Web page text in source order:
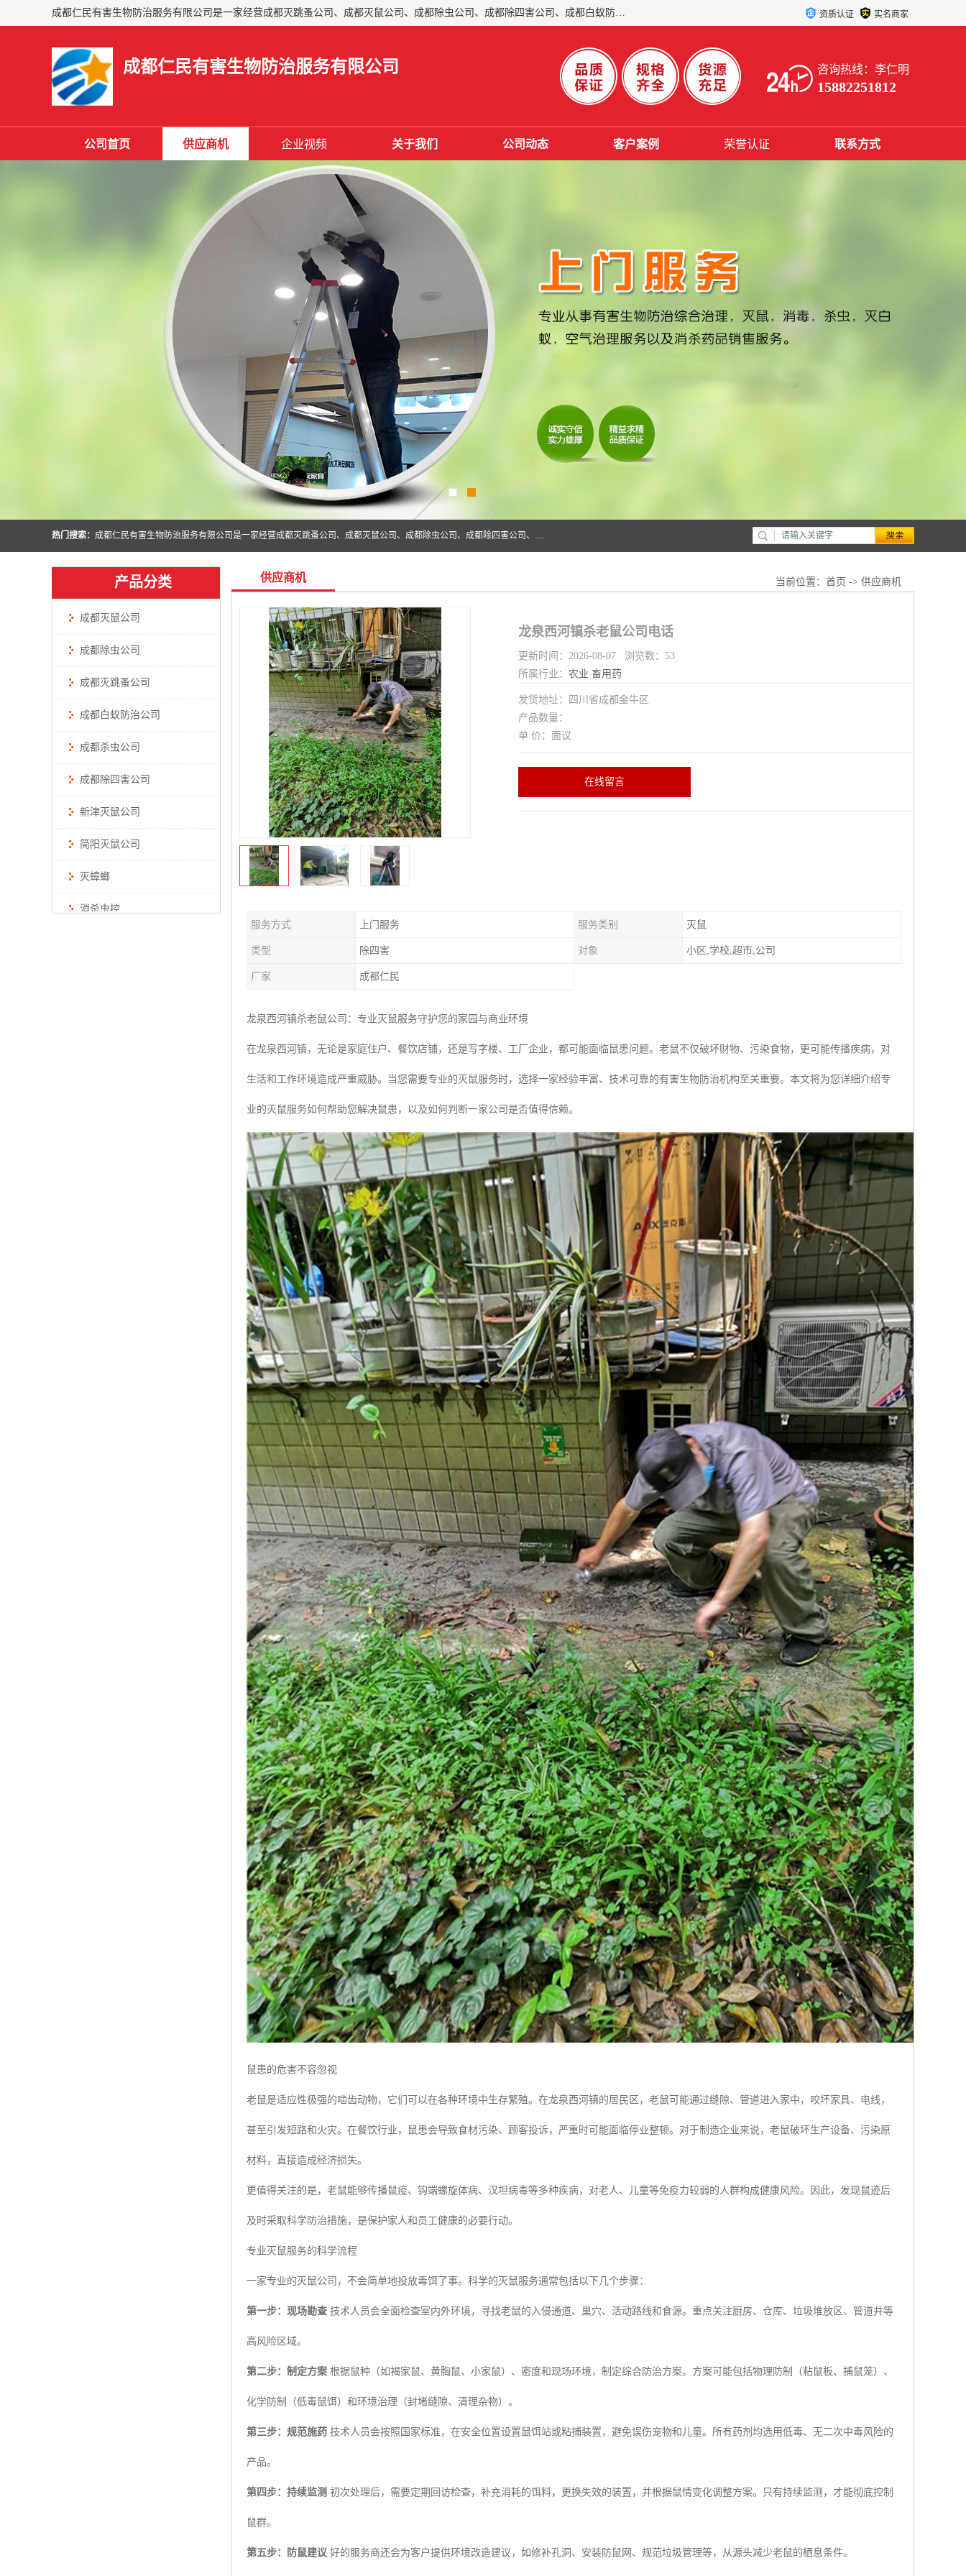
成都仁民有害生物防治服务有限公司是一家经营成都灭跳蚤公司、成都灭鼠公司、成都除虫公司、成都除四害公司、成都白蚁防治公司、成都杀虫公司等。业务覆盖：青白江、郫县、简阳、金堂、乐山、眉山、绵阳、彭州等区域。 由于我们的专业技术和服务态度得到了肯定、 目前公司已经与省内外的多个金 融企业、高端写字楼、星级酒 店、宾馆餐饮企业、学校、制造生产企业、物业小区建立了长期友好的合作关系。 资质认证 实名商家
成都仁民有害生物防治服务有限公司 咨询热线：李仁明
15882251812
公司首页 供应商机 企业视频 关于我们 公司动态 客户案例 荣誉认证 联系方式
热门搜索： 成都仁民有害生物防治服务有限公司是一家经营成都灭跳蚤公司、成都灭鼠公司、成都除虫公司、成都除四害公司、成都白蚁防治公司、成都杀虫公司等。业务覆盖：青白江、郫县、简阳、金堂、乐山、眉山、绵阳、彭州等区域。 由于我们的专业技术和服务态度得到了肯定、 目前公司已经与省内外的多个金 融企业、高端写字楼、星级酒 店、宾馆餐饮企业、学校、制造生产企业、物业小区建立了长期友好的合作关系。
产品分类
成都灭鼠公司
成都除虫公司
成都灭跳蚤公司
成都白蚁防治公司
成都杀虫公司
成都除四害公司
新津灭鼠公司
简阳灭鼠公司
灭蟑螂
消杀虫控
供应商机 当前位置： 首页 -> 供应商机
龙泉西河镇杀老鼠公司电话
更新时间：2026-08-07 浏览数：53
所属行业： 农业 畜用药
发货地址：四川省成都金牛区
产品数量：
单 价：面议
在线留言
服务方式 上门服务 服务类别 灭鼠
类型 除四害 对象 小区,学校,超市,公司
厂家 成都仁民
龙泉西河镇杀老鼠公司：专业灭鼠服务守护您的家园与商业环境
在龙泉西河镇，无论是家庭住户、餐饮店铺，还是写字楼、工厂企业，都可能面临鼠患问题。老鼠不仅破坏财物、污染食物，更可能传播疾病，对
生活和工作环境造成严重威胁。当您需要专业的灭鼠服务时，选择一家经验丰富、技术可靠的有害生物防治机构至关重要。本文将为您详细介绍专
业的灭鼠服务如何帮助您解决鼠患，以及如何判断一家公司是否值得信赖。
鼠患的危害不容忽视
老鼠是适应性极强的啮齿动物，它们可以在各种环境中生存繁殖。在龙泉西河镇的居民区，老鼠可能通过缝隙、管道进入家中，咬坏家具、电线，
甚至引发短路和火灾。在餐饮行业，鼠患会导致食材污染、顾客投诉，严重时可能面临停业整顿。对于制造企业来说，老鼠破坏生产设备、污染原
材料，直接造成经济损失。
更值得关注的是，老鼠能够传播鼠疫、钩端螺旋体病、汉坦病毒等多种疾病，对老人、儿童等免疫力较弱的人群构成健康风险。因此，发现鼠迹后
及时采取科学防治措施，是保护家人和员工健康的必要行动。
专业灭鼠服务的科学流程
一家专业的灭鼠公司，不会简单地投放毒饵了事。科学的灭鼠服务通常包括以下几个步骤：
第一步：现场勘查 技术人员会全面检查室内外环境，寻找老鼠的入侵通道、巢穴、活动路线和食源。重点关注厨房、仓库、垃圾堆放区、管道井等
高风险区域。
第二步：制定方案 根据鼠种（如褐家鼠、黄胸鼠、小家鼠）、密度和现场环境，制定综合防治方案。方案可能包括物理防制（粘鼠板、捕鼠笼）、
化学防制（低毒鼠饵）和环境治理（封堵缝隙、清理杂物）。
第三步：规范施药 技术人员会按照国家标准，在安全位置设置鼠饵站或粘捕装置，避免误伤宠物和儿童。所有药剂均选用低毒、无二次中毒风险的
产品。
第四步：持续监测 初次处理后，需要定期回访检查，补充消耗的饵料，更换失效的装置，并根据鼠情变化调整方案。只有持续监测，才能彻底控制
鼠群。
第五步：防鼠建议 好的服务商还会为客户提供环境改造建议，如修补孔洞、安装防鼠网、规范垃圾管理等，从源头减少老鼠的栖息条件。